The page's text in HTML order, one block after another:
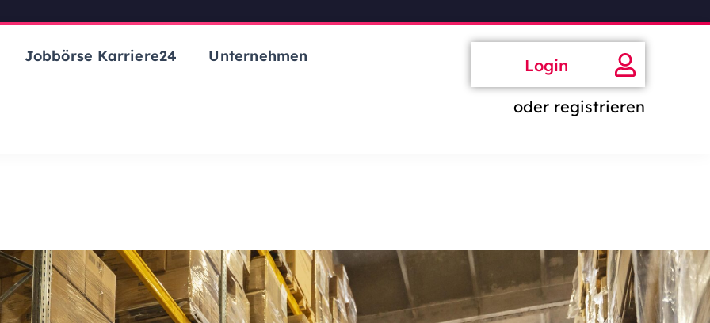
Jobbörse Karriere24 Unternehmen Login
oder registrieren